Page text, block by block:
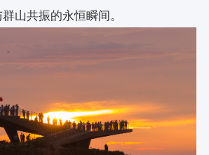
山共振的永恒瞬间。